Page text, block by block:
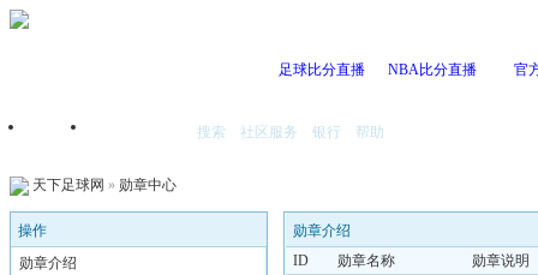
足球比分直播 NBA比分直播 官
首页 搜索 社区服务 银行 帮助
天下足球网 » 勋章中心
操作
勋章介绍
勋章介绍
ID
勋章名称 勋章说明